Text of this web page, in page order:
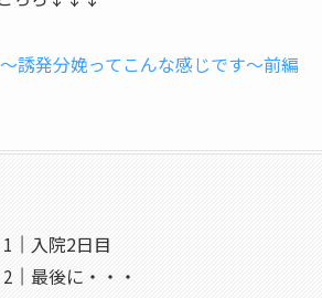
誘発分娩ってこんな感じです〜前編
入院2日目
最後に・・・